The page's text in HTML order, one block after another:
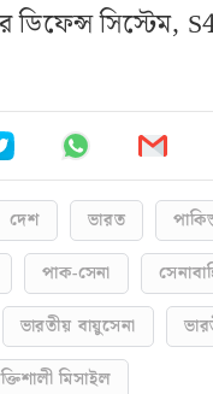
ডিফেন্স সিস্টেম,
দেশ ভারত
পাক-সেনা
ভারতীয় বায়ুসেনা
মিসাইল